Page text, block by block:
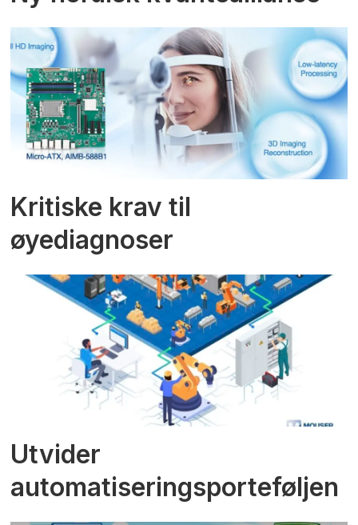
Kritiske krav til
øyediagnoser
Utvider
automatiseringsporteføljen